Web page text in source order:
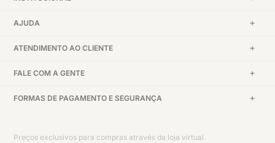
AJUDA
ATENDIMENTO AO CLIENTE
FALE COM A GENTE
FORMAS DE PAGAMENTO E SEGURANÇA
Preços exclusivos para compras através da loja virtual.